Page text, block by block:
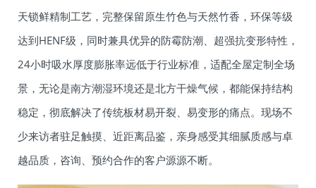
天锁鲜精制工艺，完整保留原生竹色与天然竹香，环保等级
达到HENF级，同时兼具优异的防霉防潮、超强抗变形特性，
24小时吸水厚度膨胀率远低于行业标准，适配全屋定制全场
景，无论是南方潮湿环境还是北方干燥气候，都能保持结构
稳定，彻底解决了传统板材易开裂、易变形的痛点。现场不
少来访者驻足触摸、近距离品鉴，亲身感受其细腻质感与卓
越品质，咨询、预约合作的客户源源不断。